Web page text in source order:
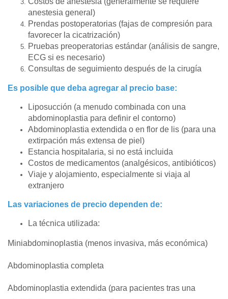
anestesia general)
Prendas postoperatorias (fajas de compresión para
favorecer la cicatrización)
Pruebas preoperatorias estándar (análisis de sangre,
ECG si es necesario)
Consultas de seguimiento después de la cirugía
Es posible que deba agregar al precio base:
Liposucción (a menudo combinada con una
abdominoplastia para definir el contorno)
Abdominoplastia extendida o en flor de lis (para una
extirpación más extensa de piel)
Estancia hospitalaria, si no está incluida
Costos de medicamentos (analgésicos, antibióticos)
Viaje y alojamiento, especialmente si viaja al
extranjero
Las variaciones de precio dependen de:
La técnica utilizada:
Miniabdominoplastia (menos invasiva, más económica)
Abdominoplastia completa
Abdominoplastia extendida (para pacientes tras una